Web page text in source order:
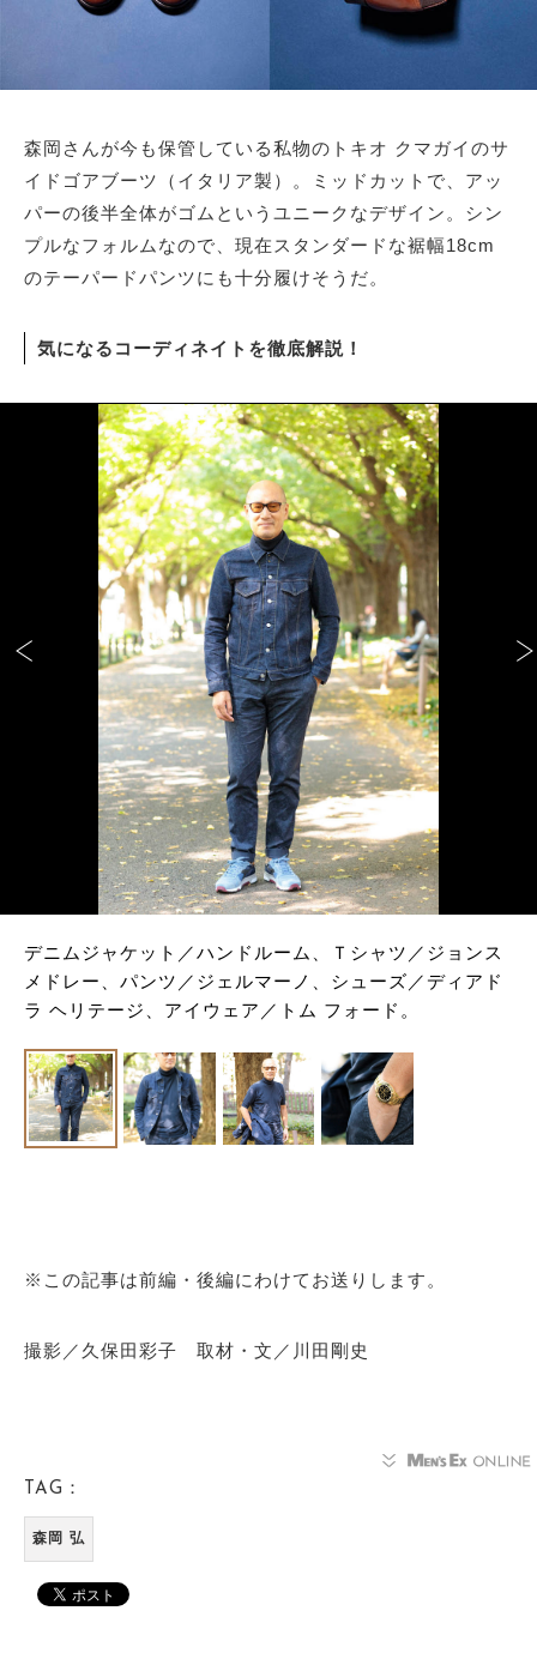
森岡さんが今も保管している私物のトキオ クマガイのサ
イドゴアブーツ（イタリア製）。ミッドカットで、アッ
パーの後半全体がゴムというユニークなデザイン。シン
プルなフォルムなので、現在スタンダードな裾幅18cm
のテーパードパンツにも十分履けそうだ。
気になるコーディネイトを徹底解説！
デニムジャケット／ハンドルーム、Ｔシャツ／ジョンス
メドレー、パンツ／ジェルマーノ、シューズ／ディアド
ラ ヘリテージ、アイウェア／トム フォード。
※この記事は前編・後編にわけてお送りします。
撮影／久保田彩子 取材・文／川田剛史
TAG：
森岡 弘